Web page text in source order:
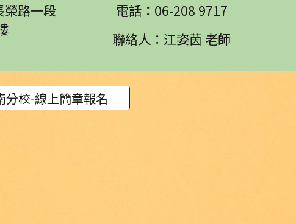
榮路一段
電話：06-208 9717
聯絡人：江姿茵 老師
分校-線上簡章報名